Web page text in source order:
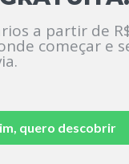
a partir de
começar e
quero descobrir